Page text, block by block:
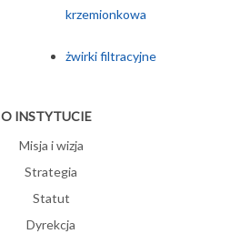
krzemionkowa
żwirki filtracyjne
O INSTYTUCIE
Misja i wizja
Strategia
Statut
Dyrekcja